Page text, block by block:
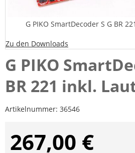
G PIKO SmartDecoder S G BR
Zu den Downloads
G PIKO
BR 221 inkl.
Artikelnummer: 36546
267,00 €